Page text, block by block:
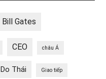
Bill Gates
CEO châu Á
Do Thái Giao tiếp